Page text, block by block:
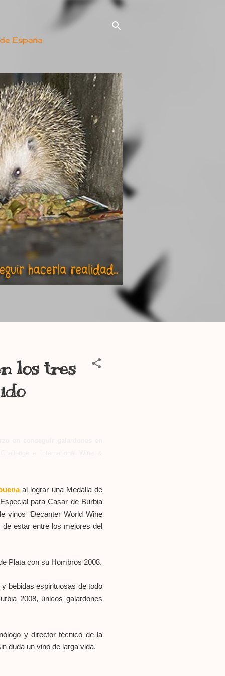
España
los tres
al lograr una Medalla de
para Casar de Burbia
vinos ‘Decanter World Wine
estar entre los mejores del
Plata con su Hombros 2008.
bebidas espirituosas de todo
2008, únicos galardones
y director técnico de la
duda un vino de larga vida.